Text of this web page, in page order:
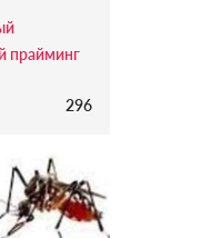
прайминг
296